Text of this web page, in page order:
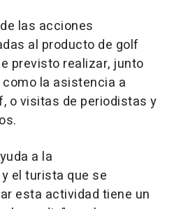
las acciones
al producto de golf
previsto realizar, junto
la asistencia a
o visitas de periodistas y
a la
el turista que se
esta actividad tiene un